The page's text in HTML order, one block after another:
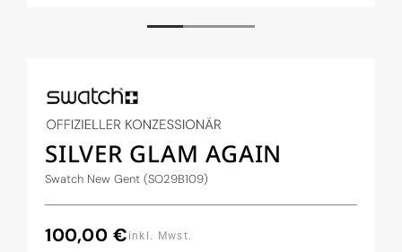
SILVER GLAM AGAIN
Swatch New Gent (SO29B109)
Normaler
100,00 € inkl. Mwst.